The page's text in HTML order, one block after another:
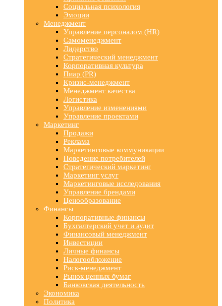
Социальная психология
Эмоции
Менеджмент
Управление персоналом (HR)
Самоменеджмент
Лидерство
Стратегический менеджмент
Корпоративная культура
Пиар (PR)
Кризис-менеджмент
Менеджмент качества
Логистика
Управление изменениями
Управление проектами
Маркетинг
Продажи
Реклама
Маркетинговые коммуникации
Поведение потребителей
Стратегический маркетинг
Маркетинг услуг
Маркетинговые исследования
Управление брендами
Ценообразование
Финансы
Корпоративные финансы
Бухгалтерский учет и аудит
Финансовый менеджмент
Инвестиции
Личные финансы
Налогообложение
Риск-менеджмент
Рынок ценных бумаг
Банковская деятельность
Экономика
Политика